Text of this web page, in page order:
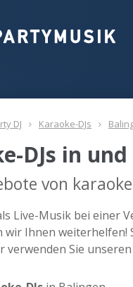
DJ Karaoke-DJs
DJs in
von
Live-Musik bei einer
wir Ihnen weiterhelfen!
verwenden Sie